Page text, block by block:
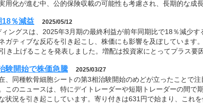
用化が進む中、公的保険収載の可能性も考慮され、長期的な成
18％減益 2025/05/12
ィングスは、2025年3月期の最終利益が前年同期比で18％減少
ガティブな反応を引き起こし、株価にも影響を及ぼしています
き上げることを発表しました。増配は投資家にとってプラス要
験開始で株価急騰 2025/03/27
、同種軟骨細胞シートの第3相治験開始のめどが立ったことで
このニュースは、特にデイトレーダーや短期トレーダーの間で
状況を引き起こしています。寄り付きは631円で始まり、これ